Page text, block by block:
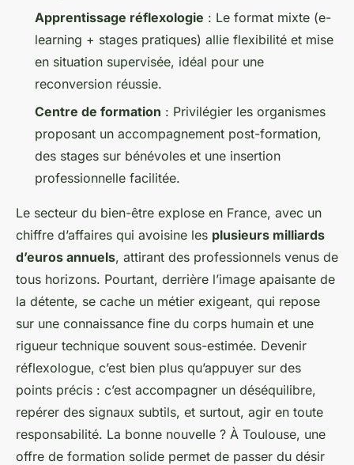
Apprentissage réflexologie : Le format mixte (e-
learning + stages pratiques) allie flexibilité et mise
en situation supervisée, idéal pour une
reconversion réussie.
Centre de formation : Privilégier les organismes
proposant un accompagnement post-formation,
des stages sur bénévoles et une insertion
professionnelle facilitée.
Le secteur du bien-être explose en France, avec un
chiffre d’affaires qui avoisine les plusieurs milliards
d’euros annuels, attirant des professionnels venus de
tous horizons. Pourtant, derrière l’image apaisante de
la détente, se cache un métier exigeant, qui repose
sur une connaissance fine du corps humain et une
rigueur technique souvent sous-estimée. Devenir
réflexologue, c’est bien plus qu’appuyer sur des
points précis : c’est accompagner un déséquilibre,
repérer des signaux subtils, et surtout, agir en toute
responsabilité. La bonne nouvelle ? À Toulouse, une
offre de formation solide permet de passer du désir